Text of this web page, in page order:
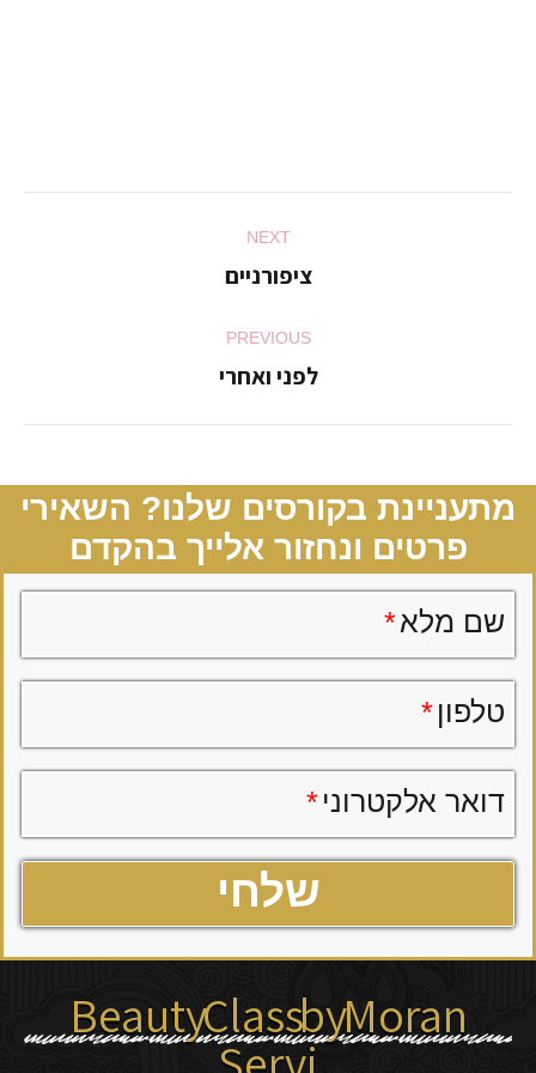
navigation
PREVIOUS
Previous
לפני ואחרי
NEXT
Next
ציפורניים
Beauty Class by Moran
מתעניינת בקורסים שלנו? השאירי
פרטים ונחזור אלייך בהקדם
שם מלא*
טלפון*
דואר אלקטרוני*